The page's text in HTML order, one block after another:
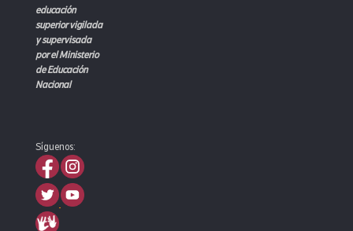
educación
superior vigilada
y supervisada
por el Ministerio
de Educación
Nacional
Síguenos: